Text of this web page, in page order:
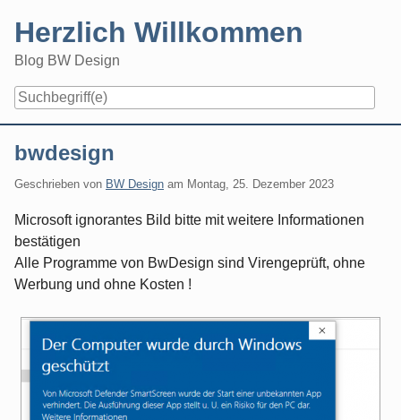
content
Herzlich Willkommen
Blog BW Design
bwdesign
Geschrieben von BW Design am Montag, 25. Dezember 2023
Microsoft ignorantes Bild bitte mit weitere Informationen
bestätigen
Alle Programme von BwDesign sind Virengeprüft, ohne
Werbung und ohne Kosten !